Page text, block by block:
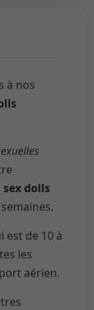
à nos
dolls
est de 10 à
les
aérien.